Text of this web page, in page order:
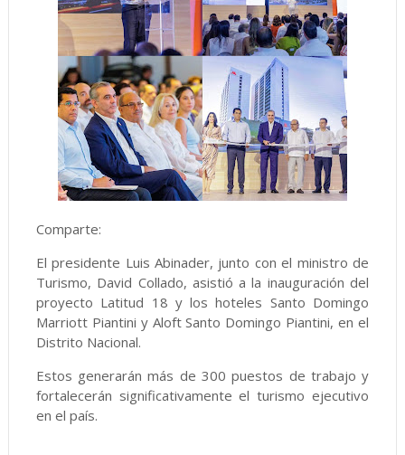
Comparte:
El presidente Luis Abinader, junto con el ministro de
Turismo, David Collado, asistió a la inauguración del
proyecto Latitud 18 y los hoteles Santo Domingo
Marriott Piantini y Aloft Santo Domingo Piantini, en el
Distrito Nacional.
Estos generarán más de 300 puestos de trabajo y
fortalecerán significativamente el turismo ejecutivo
en el país.